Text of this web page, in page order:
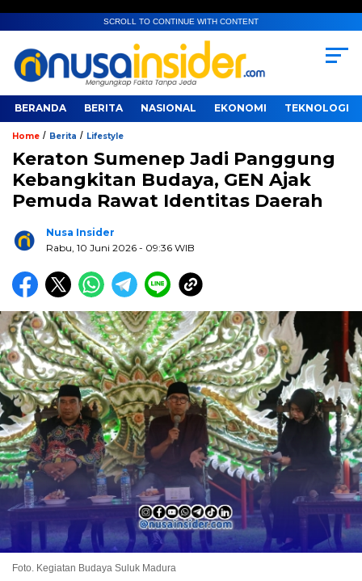
SCROLL TO CONTINUE WITH CONTENT
BERANDA BERITA NASIONAL EKONOMI TEKNOLOGI
Home / Berita / Lifestyle
Keraton Sumenep Jadi Panggung
Kebangkitan Budaya, GEN Ajak
Pemuda Rawat Identitas Daerah
Nusa Insider
Rabu, 10 Juni 2026 - 09:36 WIB
Foto. Kegiatan Budaya Suluk Madura